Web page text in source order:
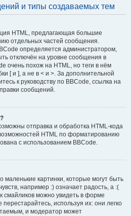
и типы создаваемых тем
HTML, предлагающая большие
отдельных частей сообщения.
определяется администратором,
отключён на уровне сообщения в
очень похож на HTML, но теги в нём
[ и ], а не в < и >. За дополнительной
к руководству по BBCode, ссылка на
сообщений.
отправка и обработка HTML-кода
HTML по форматированию
с использованием BBCode.
картинки, которые могут быть
например :) означает радость, а :(
смайликов можно увидеть в форме
используя их: они легко
и модератор может